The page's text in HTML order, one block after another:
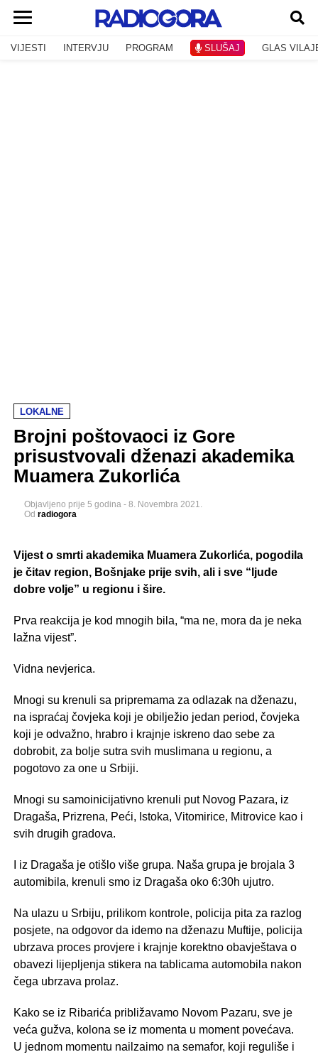
VIJESTI INTERVJU PROGRAM SLUŠAJ GLAS
LOKALNE
Brojni poštovaoci iz Gore
prisustvovali dženazi akademika
Muamera Zukorlića
Objavljeno prije 5 godina - 8. Novembra 2021.
Od radiogora
Vijest o smrti akademika Muamera Zukorlića, pogodila
je čitav region, Bošnjake prije svih, ali i sve “ljude
dobre volje” u regionu i šire.
Prva reakcija je kod mnogih bila, “ma ne, mora da je neka
lažna vijest”.
Vidna nevjerica.
Mnogi su krenuli sa pripremama za odlazak na dženazu,
na ispraćaj čovjeka koji je obilježio jedan period, čovjeka
koji je odvažno, hrabro i krajnje iskreno dao sebe za
dobrobit, za bolje sutra svih muslimana u regionu, a
pogotovo za one u Srbiji.
Mnogi su samoinicijativno krenuli put Novog Pazara, iz
Dragaša, Prizrena, Peći, Istoka, Vitomirice, Mitrovice kao i
svih drugih gradova.
I iz Dragaša je otišlo više grupa. Naša grupa je brojala 3
automibila, krenuli smo iz Dragaša oko 6:30h ujutro.
Na ulazu u Srbiju, prilikom kontrole, policija pita za razlog
posjete, na odgovor da idemo na dženazu Muftije, policija
ubrzava proces provjere i krajnje korektno obavještava o
obavezi lijepljenja stikera na tablicama automobila nakon
čega ubrzava prolaz.
Kako se iz Ribarića približavamo Novom Pazaru, sve je
veća gužva, kolona se iz momenta u moment povećava.
U jednom momentu nailzaimo na semafor, koji reguliše i